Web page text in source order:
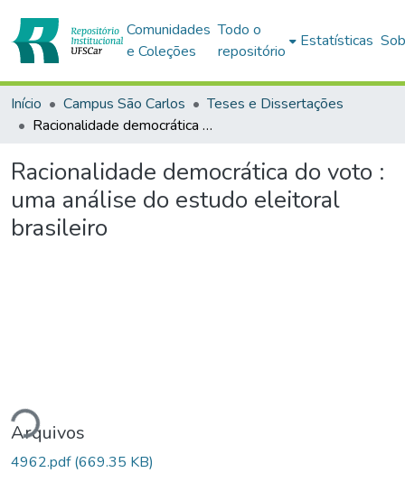
Comunidades
e Coleções
Todo o
repositório
Estatísticas
Início Campus São Carlos
Teses e Dissertações
Racionalidade democrática do voto : uma análise do estudo eleitoral brasileiro
Racionalidade democrática do voto :
uma análise do estudo eleitoral
brasileiro
Arquivos
4962.pdf(669.35 KB)